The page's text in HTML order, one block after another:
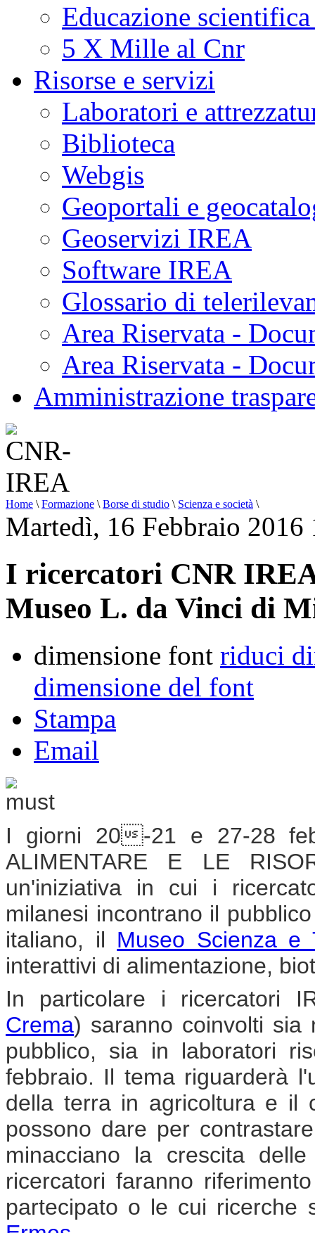
Educazione
5 X Mille al Cnr
Risorse e servizi
Laboratori e
Biblioteca
Webgis
Geoportali e
Geoservizi IREA
Software IREA
Glossario di
Area Riservata -
Area Riservata -
Amministrazione
Home \ Formazione \ Borse di studio \ Scienza e società \
Martedì, 16 Febbraio 2016
I ricercatori CNR
Museo L. da Vinci di
dimensione font riduci
dimensione del font
Stampa
Email
I giorni 20-21 e 27-28
ALIMENTARE E LE
un'iniziativa in cui i
milanesi incontrano il
italiano, il Museo Scienza
interattivi di alimentazione,
In particolare i ricercatori
Crema) saranno coinvolti sia
pubblico, sia in laboratori
febbraio. Il tema riguarderà
della terra in agricoltura e il
possono dare per
minacciano la crescita
ricercatori faranno
partecipato o le cui